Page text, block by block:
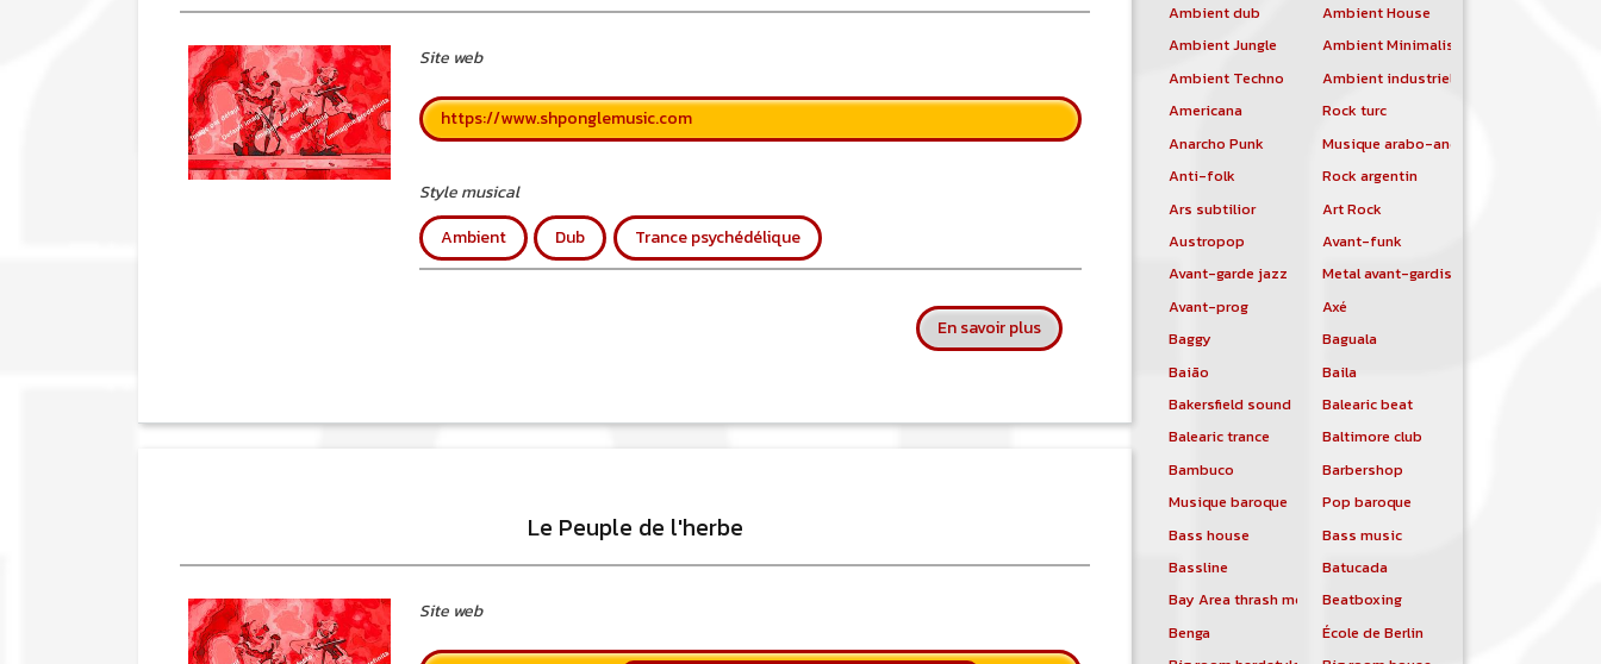
Site web
https://www.shponglemusic.com
Style musical
Ambient
Dub Trance psychédélique
En savoir plussur Shpongle
Le Peuple de l'herbe
Site web
Ambient dub
Ambient House
Ambient Jungle
Ambient Minimalist
Ambient Techno
Ambient industriel
Americana
Rock turc
Anarcho Punk
Musique arabo-andalouse
Anti-folk
Rock argentin
Ars subtilior
Art Rock
Austropop
Avant-funk
Avant-garde jazz
Metal avant-gardiste
Avant-prog
Axé
Baggy
Baguala
Baião
Baila
Bakersfield sound
Balearic beat
Balearic trance
Baltimore club
Bambuco
Barbershop
Musique baroque
Pop baroque
Bass house
Bass music
Bassline
Batucada
Bay Area thrash metal Beatboxing
Benga
École de Berlin